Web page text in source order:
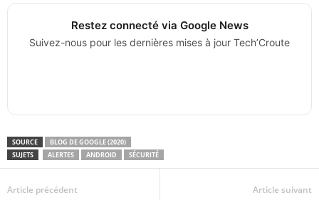
Restez connecté via Google News
Suivez-nous pour les dernières mises à jour Tech’Croute
SOURCE
BLOG DE GOOGLE (2020)
SUJETS
ALERTES ANDROID SÉCURITÉ
Article précédent Article suivant